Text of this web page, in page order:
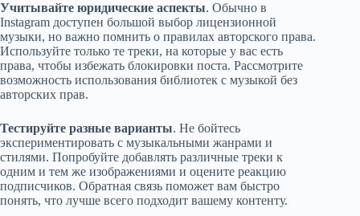
Учитывайте юридические аспекты. Обычно в
Instagram доступен большой выбор лицензионной
музыки, но важно помнить о правилах авторского права.
Используйте только те треки, на которые у вас есть
права, чтобы избежать блокировки поста. Рассмотрите
возможность использования библиотек с музыкой без
авторских прав.
Тестируйте разные варианты. Не бойтесь
экспериментировать с музыкальными жанрами и
стилями. Попробуйте добавлять различные треки к
одним и тем же изображениями и оцените реакцию
подписчиков. Обратная связь поможет вам быстро
понять, что лучше всего подходит вашему контенту.